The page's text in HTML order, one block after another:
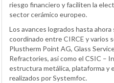
riesgo financiero y faciliten la
sector cerámico europeo.
Los avances logrados hasta
coordinado entre CIRCE y varios
Plustherm Point AG, Glass
Refractories, así como el CSIC –
estructura metálica, plataforma y
realizados por Systemfoc.